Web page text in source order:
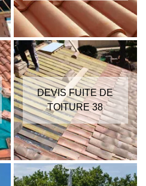
DEVIS FUITE DE
TOITURE 38